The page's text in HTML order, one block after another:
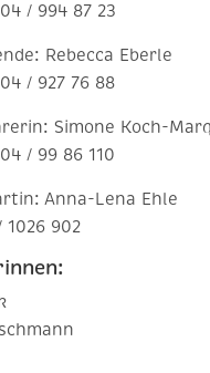
/ 994 87 23
Rebecca Eberle
/ 927 76 88
Simone Koch-
/ 99 86 110
Anna-Lena Ehle
1026 902